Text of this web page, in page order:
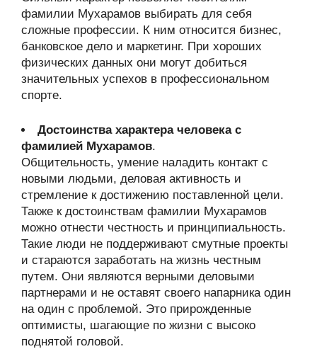
фамилии Мухарамов выбирать для себя
сложные профессии. К ним относится бизнес,
банковское дело и маркетинг. При хороших
физических данных они могут добиться
значительных успехов в профессиональном
спорте.
Достоинства характера человека с
фамилией Мухарамов.
Общительность, умение наладить контакт с
новыми людьми, деловая активность и
стремление к достижению поставленной цели.
Также к достоинствам фамилии Мухарамов
можно отнести честность и принципиальность.
Такие люди не поддерживают смутные проекты
и стараются заработать на жизнь честным
путем. Они являются верными деловыми
партнерами и не оставят своего напарника один
на один с проблемой. Это прирожденные
оптимисты, шагающие по жизни с высоко
поднятой головой.